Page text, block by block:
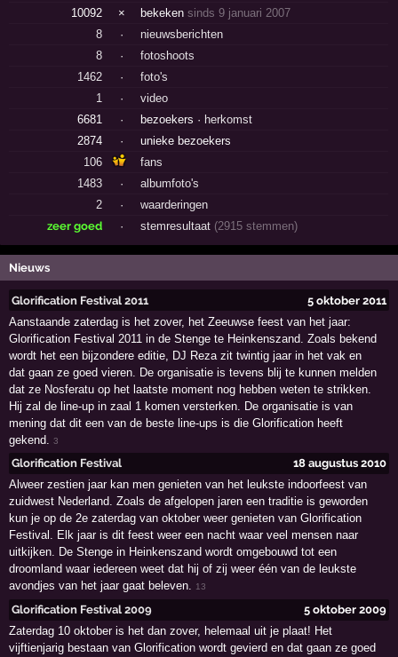
10092
× bekekensinds 9 januari 2007
8
·
nieuwsberichten
8
·
fotoshoots
1462
·
foto's
1
·
video
6681
· bezoekers · herkomst
2874
·
unieke bezoekers
106
fans
1483
·
albumfoto's
2
·
waarderingen
zeer goed
· stemresultaat (2915 stemmen)
Nieuws
Glorification Festival 2011
5 oktober 2011
Aanstaande zaterdag is het zover, het Zeeuwse feest van het jaar:
Glorification Festival 2011 in de Stenge te Heinkenszand. Zoals bekend
wordt het een bijzondere editie, DJ Reza zit twintig jaar in het vak en
dat gaan ze goed vieren. De organisatie is tevens blij te kunnen melden
dat ze Nosferatu op het laatste moment nog hebben weten te strikken.
Hij zal de line-up in zaal 1 komen versterken. De organisatie is van
mening dat dit een van de beste line-ups is die Glorification heeft
gekend.3
Glorification Festival
18 augustus 2010
Alweer zestien jaar kan men genieten van het leukste indoorfeest van
zuidwest Nederland. Zoals de afgelopen jaren een traditie is geworden
kun je op de 2e zaterdag van oktober weer genieten van Glorification
Festival. Elk jaar is dit feest weer een nacht waar veel mensen naar
uitkijken. De Stenge in Heinkenszand wordt omgebouwd tot een
droomland waar iedereen weet dat hij of zij weer één van de leukste
avondjes van het jaar gaat beleven. 13
Glorification Festival 2009
5 oktober 2009
Zaterdag 10 oktober is het dan zover, helemaal uit je plaat! Het
vijftienjarig bestaan van Glorification wordt gevierd en dat gaan ze goed